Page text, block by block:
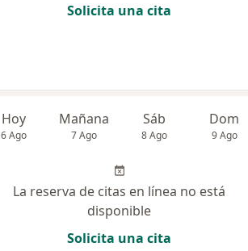
Solicita una cita
Hoy
6 Ago
Mañana
7 Ago
Sáb
8 Ago
Dom
9 Ago
La reserva de citas en línea no está
disponible
Solicita una cita